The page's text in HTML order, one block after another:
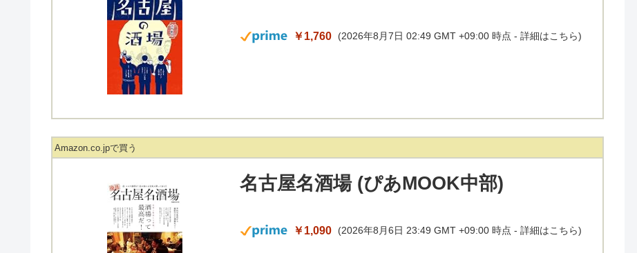
￥1,760 (2026年8月7日 02:49 GMT +09:00 時点 - 詳細はこちら)
Amazon.co.jpで買う
名古屋名酒場 (ぴあMOOK中部)
￥1,090 (2026年8月6日 23:49 GMT +09:00 時点 - 詳細はこちら)